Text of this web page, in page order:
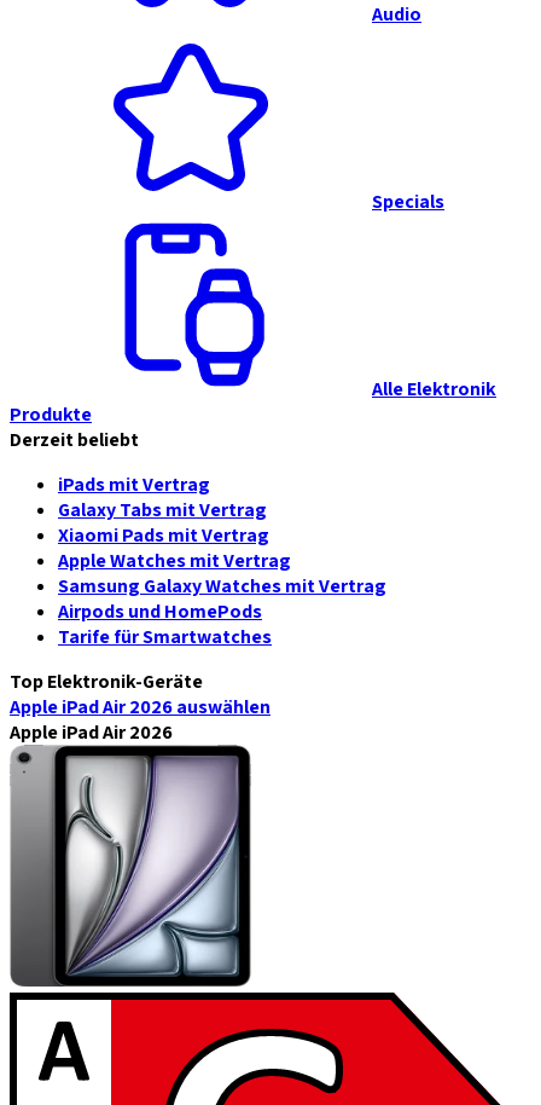
Audio
Specials
Alle Elektronik
Produkte
Derzeit beliebt
iPads mit Vertrag
Galaxy Tabs mit Vertrag
Xiaomi Pads mit Vertrag
Apple Watches mit Vertrag
Samsung Galaxy Watches mit Vertrag
Airpods und HomePods
Tarife für Smartwatches
Top Elektronik-Geräte
Apple iPad Air 2026auswählen
Apple iPad Air 2026